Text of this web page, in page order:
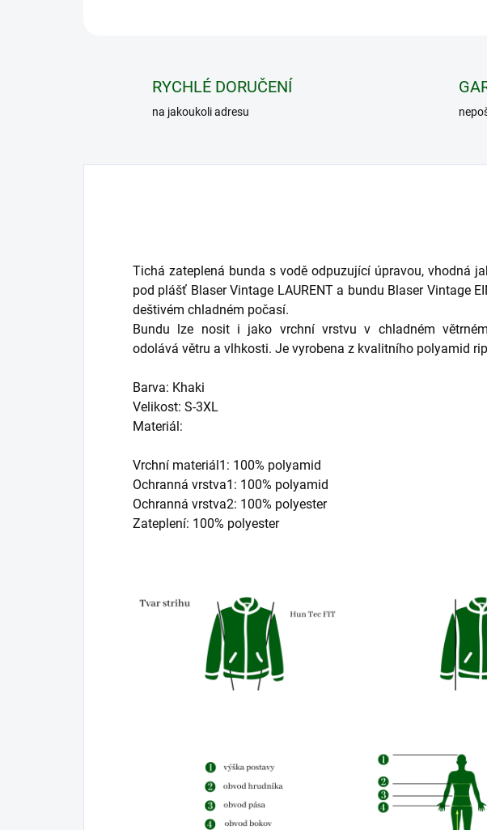
RYCHLÉ DORUČENÍ
na jakoukoli adresu
Tichá zateplená bunda s vodě odpuzující úpravou, vhodná
pod plášť Blaser Vintage LAURENT a bundu Blaser Vintage
deštivém chladném počasí.
Bundu lze nosit i jako vrchní vrstvu v chladném
odolává větru a vlhkosti. Je vyrobena z kvalitního polyamid
Barva: Khaki
Velikost: S-3XL
Materiál:
Vrchní materiál1: 100% polyamid
Ochranná vrstva1: 100% polyamid
Ochranná vrstva2: 100% polyester
Zateplení: 100% polyester